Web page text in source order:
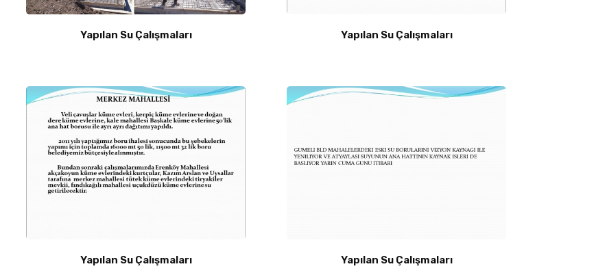
Yapılan Su Çalışmaları Yapılan Su Çalışmaları
Yapılan Su Çalışmaları Yapılan Su Çalışmaları